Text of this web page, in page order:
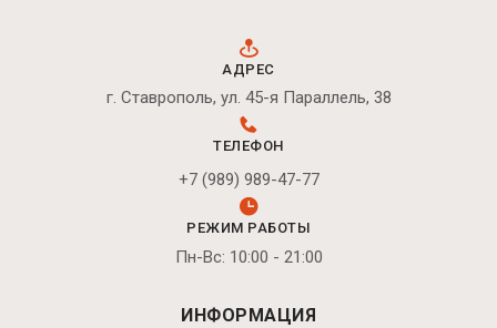
АДРЕС
г. Ставрополь, ул. 45-я Параллель, 38
ТЕЛЕФОН
+7 (989) 989-47-77
РЕЖИМ РАБОТЫ
Пн-Вс: 10:00 - 21:00
ИНФОРМАЦИЯ